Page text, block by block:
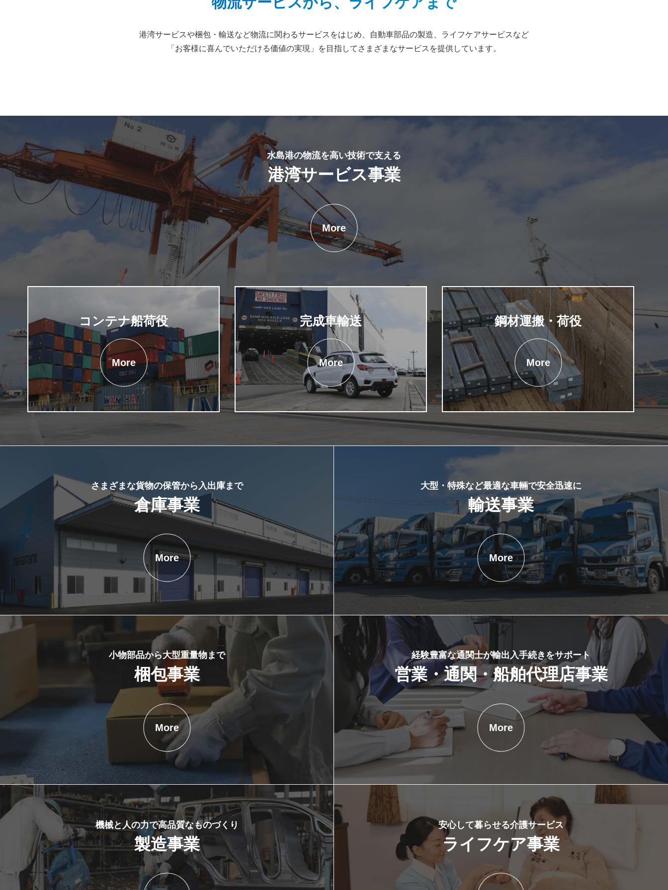
港湾サービスや梱包・輸送など物流に関わるサービスをはじめ、自動車部品の製造、ライフケアサービスなど
「お客様に喜んでいただける価値の実現」を目指してさまざまなサービスを提供しています。
水島港の物流を高い技術で支える
港湾サービス事業
More
コンテナ船荷役
More
完成車輸送
More
鋼材運搬・荷役
More
さまざまな貨物の保管から入出庫まで
倉庫事業
More
大型・特殊など最適な車輛で安全迅速に
輸送事業
More
小物部品から大型重量物まで
梱包事業
More
経験豊富な通関士が輸出入手続きをサポート
営業・通関・船舶代理店事業
More
機械と人の力で高品質なものづくり
製造事業
安心して暮らせる介護サービス
ライフケア事業